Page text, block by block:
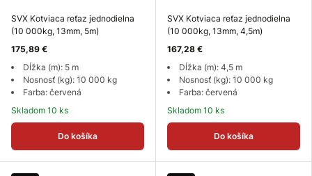
SVX Kotviaca reťaz jednodielna
(10 000kg, 13mm, 5m)
175,89 €
Dĺžka (m): 5 m
Nosnosť (kg): 10 000 kg
Farba: červená
Skladom 10 ks
Do košíka
SVX Kotviaca reťaz jednodielna
(10 000kg, 13mm, 4,5m)
167,28 €
Dĺžka (m): 4,5 m
Nosnosť (kg): 10 000 kg
Farba: červená
Skladom 10 ks
Do košíka